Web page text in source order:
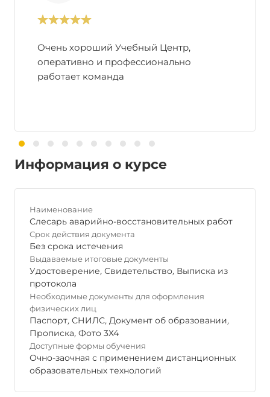
Очень хороший Учебный Центр,
оперативно и профессионально
работает команда
Информация о курсе
Наименование
Слесарь аварийно-восстановительных работ
Срок действия документа
Без срока истечения
Выдаваемые итоговые документы
Удостоверение, Свидетельство, Выписка из
протокола
Необходимые документы для оформления
физических лиц
Паспорт, СНИЛС, Документ об образовании,
Прописка, Фото 3Х4
Доступные формы обучения
Очно-заочная с применением дистанционных
образовательных технологий